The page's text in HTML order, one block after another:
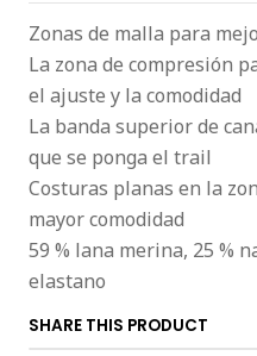
Zonas de malla para
La zona de compresión
el ajuste y la comodidad
La banda superior de
que se ponga el trail
Costuras planas en la
mayor comodidad
59 % lana merina, 25 %
elastano
SHARE THIS PRODUCT